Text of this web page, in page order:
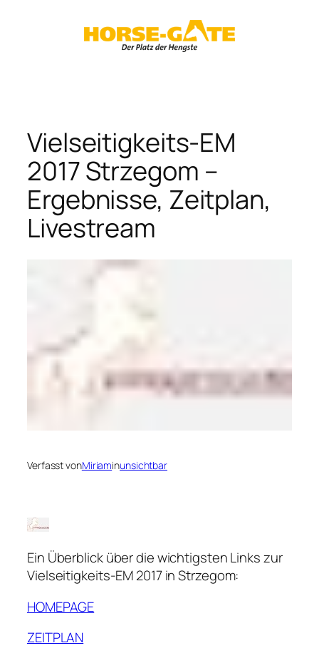
Vielseitigkeits-EM
2017 Strzegom –
Ergebnisse, Zeitplan,
Livestream
Verfasst vonMiriaminunsichtbar
Ein Überblick über die wichtigsten Links zur
Vielseitigkeits-EM 2017 in Strzegom:
HOMEPAGE
ZEITPLAN